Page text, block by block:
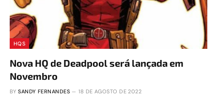
HQS
Nova HQ de Deadpool será lançada em
Novembro
BY SANDY FERNANDES 18 DE AGOSTO DE 2022